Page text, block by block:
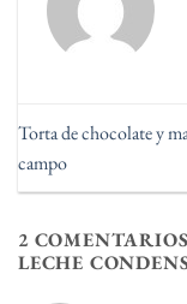
Torta de chocolate y
campo
2
LECHE